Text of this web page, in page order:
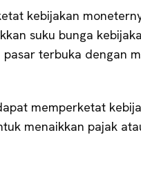
kebijakan
suku bunga
terbuka dengan
memperketat
menaikkan pajak